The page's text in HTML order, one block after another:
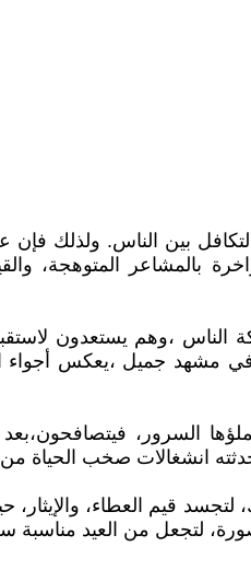
والتكافل بين الناس.
بالمشاعر المتوهجة،
الناس ،وهم يستعدون
مشهد جميل ،يعكس أجواء
السرور، فيتصافحون،بعد
انشغالات صخب الحياة
قيم العطاء،
لتجعل من العيد مناسبة